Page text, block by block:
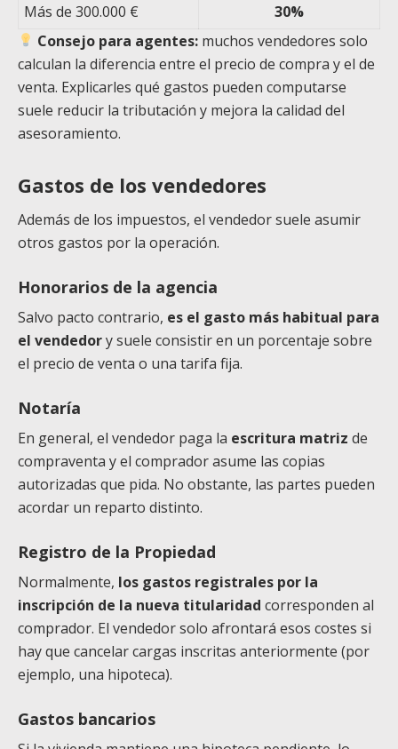
Más de 300.000 €
30%
Consejo para agentes: muchos vendedores solo
calculan la diferencia entre el precio de compra y el de
venta. Explicarles qué gastos pueden computarse
suele reducir la tributación y mejora la calidad del
asesoramiento.
Gastos de los vendedores
Además de los impuestos, el vendedor suele asumir
otros gastos por la operación.
Honorarios de la agencia
Salvo pacto contrario, es el gasto más habitual para
el vendedory suele consistir en un porcentaje sobre
el precio de venta o una tarifa fija.
Notaría
En general, el vendedor paga la escritura matriz de
compraventa y el comprador asume las copias
autorizadas que pida. No obstante, las partes pueden
acordar un reparto distinto.
Registro de la Propiedad
Normalmente, los gastos registrales por la
inscripción de la nueva titularidad corresponden al
comprador. El vendedor solo afrontará esos costes si
hay que cancelar cargas inscritas anteriormente (por
ejemplo, una hipoteca).
Gastos bancarios